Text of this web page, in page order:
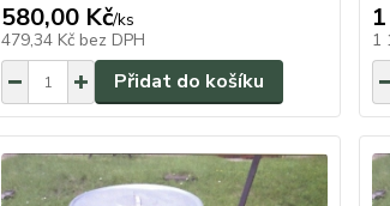
580,00 Kč/ks
479,34 Kč bez DPH
Přidat do košíku
1